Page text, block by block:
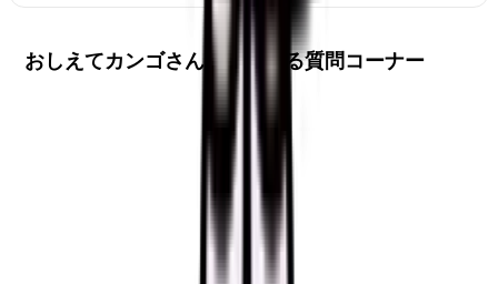
おしえてカンゴさん！よくある質問コーナー